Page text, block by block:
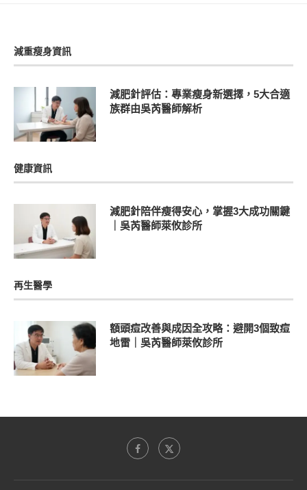
減重瘦身資訊
減肥針評估：專業瘦身新選擇，5大合適
族群由吳芮醫師解析
健康資訊
減肥針陪伴瘦得安心，掌握3大成功關鍵
｜吳芮醫師萊攸診所
再生醫學
額頭痘改善與成因全攻略：避開3個致痘
地雷｜吳芮醫師萊攸診所